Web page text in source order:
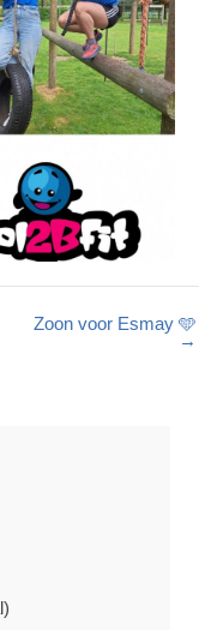
Zoon voor Esmay 🩵
→